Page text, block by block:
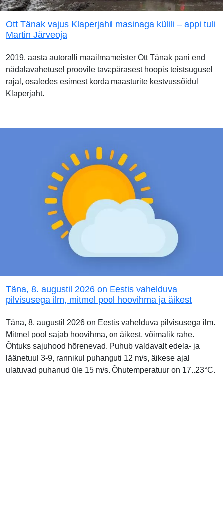
Ott Tänak vajus Klaperjahil masinaga külili – appi tuli
Martin Järveoja
2019. aasta autoralli maailmameister Ott Tänak pani end
nädalavahetusel proovile tavapärasest hoopis teistsugusel
rajal, osaledes esimest korda maasturite kestvussõidul
Klaperjaht.
Täna, 8. augustil 2026 on Eestis vahelduva
pilvisusega ilm, mitmel pool hoovihma ja äikest
Täna, 8. augustil 2026 on Eestis vahelduva pilvisusega ilm.
Mitmel pool sajab hoovihma, on äikest, võimalik rahe.
Õhtuks sajuhood hõrenevad. Puhub valdavalt edela- ja
läänetuul 3-9, rannikul puhanguti 12 m/s, äikese ajal
ulatuvad puhanud üle 15 m/s. Õhutemperatuur on 17..23°C.